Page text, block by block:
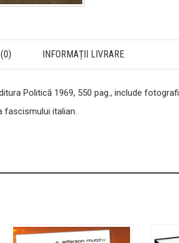
INFORMAȚII LIVRARE
Politică 1969, 550 pag., include
fascismului italian.